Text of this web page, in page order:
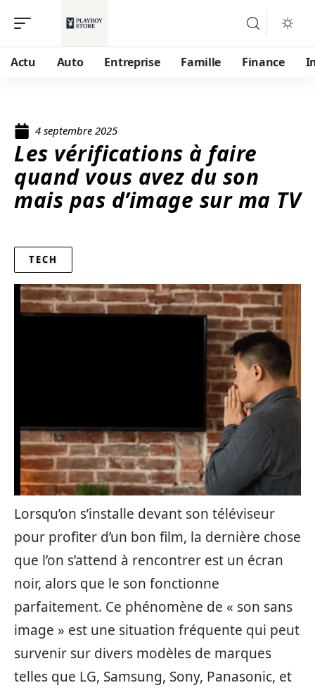
Actu Auto Entreprise Famille Finance
4 septembre 2025
Les vérifications à faire
quand vous avez du son
mais pas d’image sur ma TV
TECH
Lorsqu’on s’installe devant son téléviseur
pour profiter d’un bon film, la dernière chose
que l’on s’attend à rencontrer est un écran
noir, alors que le son fonctionne
parfaitement. Ce phénomène de « son sans
image » est une situation fréquente qui peut
survenir sur divers modèles de marques
telles que LG, Samsung, Sony, Panasonic, et